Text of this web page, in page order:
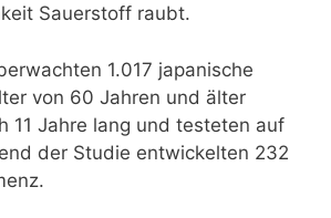
Sauerstoff raubt.
1.017 japanische
von 60 Jahren und älter
11 Jahre lang und testeten auf
der Studie entwickelten 232